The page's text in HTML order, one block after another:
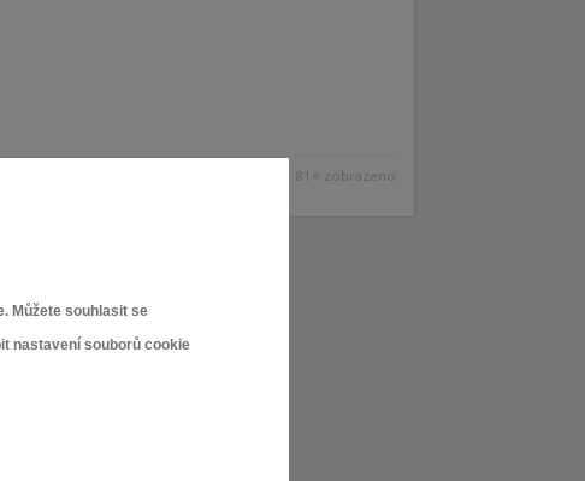
Můžete souhlasit se
nastavení souborů cookie
81× zobrazeno